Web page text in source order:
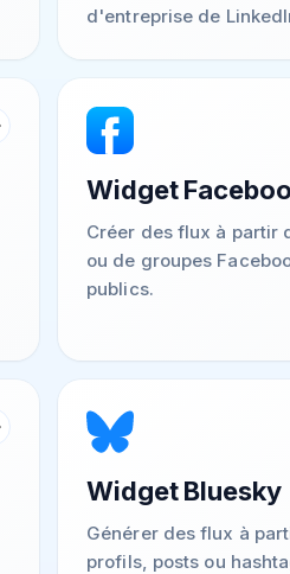
d'entreprise de
Widget
Créer des flux à partir
ou de groupes
publics.
Widget Bluesky
Générer des flux à
profils, posts ou